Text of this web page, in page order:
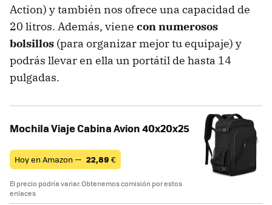
Action) y también nos ofrece una capacidad de
20 litros. Además, viene con numerosos
bolsillos (para organizar mejor tu equipaje) y
podrás llevar en ella un portátil de hasta 14
pulgadas.
Mochila Viaje Cabina Avion 40x20x25
Hoy en Amazon — 22,89 €
El precio podría variar. Obtenemos comisión por estos
enlaces